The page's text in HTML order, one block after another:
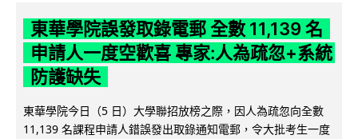
東華學院誤發取錄電郵 全數 11,139 名
申請人一度空歡喜 專家:人為疏忽+系統
防護缺失
東華學院今日（5 日）大學聯招放榜之際，因人為疏忽向全數
11,139 名課程申請人錯誤發出取錄通知電郵，令大批考生一度